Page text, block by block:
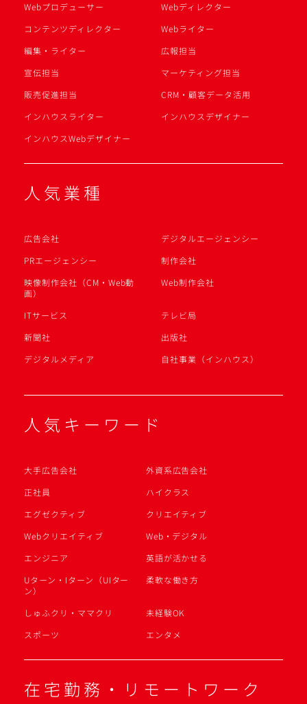
Webプロデューサー
Webディレクター
コンテンツディレクター
Webライター
編集・ライター
広報担当
宣伝担当
マーケティング担当
販売促進担当
CRM・顧客データ活用
インハウスライター
インハウスデザイナー
インハウスWebデザイナー
人気業種
広告会社
デジタルエージェンシー
PRエージェンシー
制作会社
映像制作会社（CM・Web動
画）
Web制作会社
ITサービス
テレビ局
新聞社
出版社
デジタルメディア
自社事業（インハウス）
人気キーワード
大手広告会社
外資系広告会社
正社員
ハイクラス
エグゼクティブ
クリエイティブ
Webクリエイティブ
Web・デジタル
エンジニア
英語が活かせる
Uターン・Iターン（UIター
ン）
柔軟な働き方
しゅふクリ・ママクリ
未経験OK
スポーツ
エンタメ
在宅勤務・リモートワーク